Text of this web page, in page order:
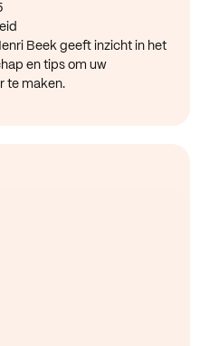
Beek geeft inzicht in het
en tips om uw
te maken.